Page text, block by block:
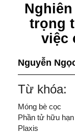
trọng
việc
Nguyễn
Từ khóa:
Móng bè cọc
Phần tử hữu hạn
Plaxis